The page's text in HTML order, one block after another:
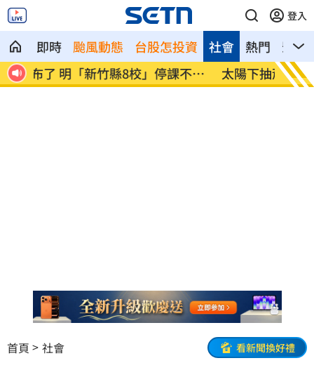
登入
即時 颱風動態 台股怎投資 熱門 影音
社會
停
太陽下抽菸突倒地！醫：猝死風險高3倍
Apink
發
首頁 社會 看新聞換好禮